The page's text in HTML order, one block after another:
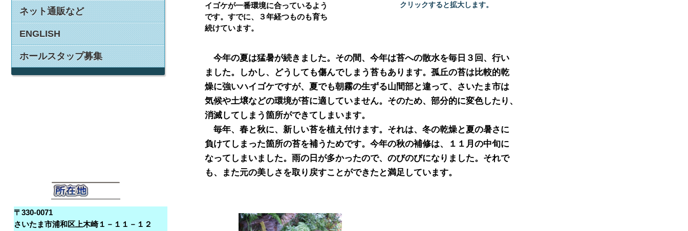
今年の夏は猛暑が続きました。その間、今年は苔への散水を毎日３回、行い
ました。しかし、どうしても傷んでしまう苔もあります。孤丘の苔は比較的乾
燥に強いハイゴケですが、夏でも朝霧の生ずる山間部と違って、さいたま市は
気候や土壌などの環境が苔に適していません。そのため、部分的に変色したり、
消滅してしまう箇所ができてしまいます。
毎年、春と秋に、新しい苔を植え付けます。それは、冬の乾燥と夏の暑さに
負けてしまった箇所の苔を補うためです。今年の秋の補修は、１１月の中旬に
なってしまいました。雨の日が多かったので、のびのびになりました。それで
イゴケが一番環境に合っているよう
です。すでに、３年経つものも育ち
続けています。
クリックすると拡大します。
ネット通販など
ENGLISH
ホールスタップ募集
〒330-0071
さいたま市浦和区上木崎１－１１－１２